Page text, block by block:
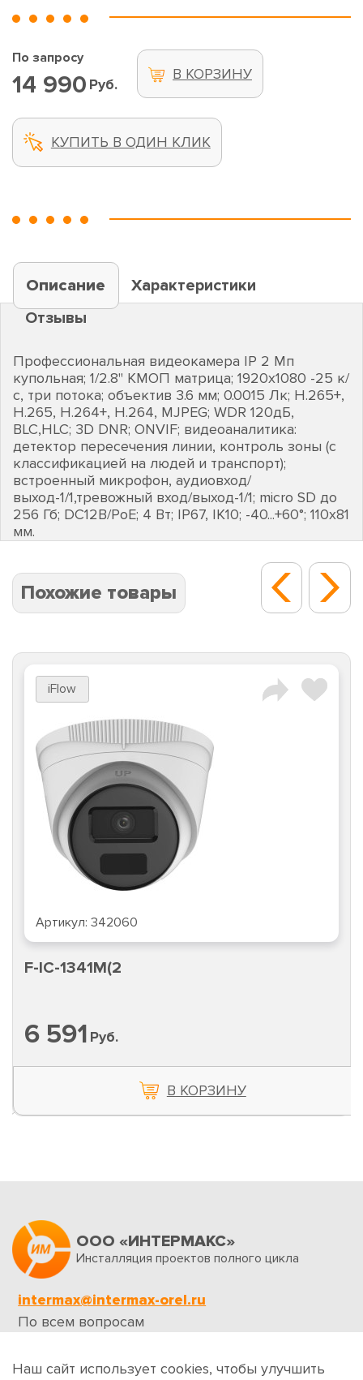
По запросу
14 990 Руб.
В КОРЗИНУ
КУПИТЬ В ОДИН КЛИК
Описание
Характеристики
Отзывы
Профессиональная видеокамера IP 2 Мп
купольная; 1/2.8'' КМОП матрица; 1920х1080 -25 к/
с, три потока; объектив 3.6 мм; 0.0015 Лк; H.265+,
H.265, H.264+, H.264, MJPEG; WDR 120дБ,
BLC,HLC; 3D DNR; ONVIF; видеоаналитика:
детектор пересечения линии, контроль зоны (с
классификацией на людей и транспорт);
встроенный микрофон, аудиовход/
выход-1/1,тревожный вход/выход-1/1; micro SD до
256 Гб; DC12В/PoE; 4 Вт; IP67, IK10; -40...+60°; 110х81
мм.
Похожие товары
iFlow
Артикул: 342060
F-IC-1341M(2
6 591 Руб.
В КОРЗИНУ
ООО «ИНТЕРМАКС»
Инсталляция проектов полного цикла
intermax@intermax-orel.ru
По всем вопросам
Обратная связь
Наш сайт использует cookies, чтобы улучшить